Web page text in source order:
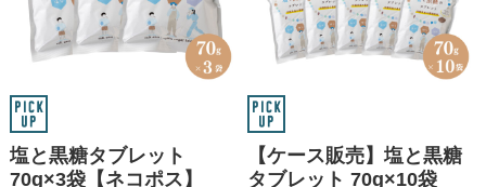
塩と黒糖タブレット
70g×3袋【ネコポス】
【ケース販売】塩と黒糖
タブレット 70g×10袋